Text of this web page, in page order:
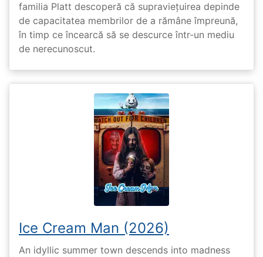
familia Platt descoperă că supraviețuirea depinde
de capacitatea membrilor de a rămâne împreună,
în timp ce încearcă să se descurce într-un mediu
de nerecunoscut.
Ice Cream Man (2026)
An idyllic summer town descends into madness